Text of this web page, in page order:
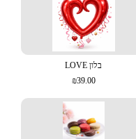
בלון LOVE
₪39.00